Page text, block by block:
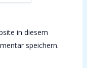
in diesem
speichern.